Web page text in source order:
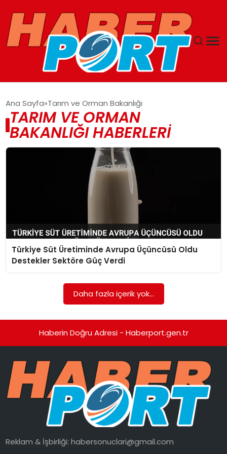
GUNCEL
YAŞAM
MAGAZIN
SPOR
TEKNOLOJI
EKONOMI
Ana Sayfa Tarım ve Orman Bakanlığı
TARIM VE ORMAN
BAKANLIĞI HABERLERI
Türkiye Süt Üretiminde Avrupa Üçüncüsü Oldu
Destekler Sektöre Güç Verdi
Daha fazla içerik yok...
Haberin Doğru Adresi - Haberport.gen.tr
Reklam & İşbirliği:habersonuclari@gmail.com